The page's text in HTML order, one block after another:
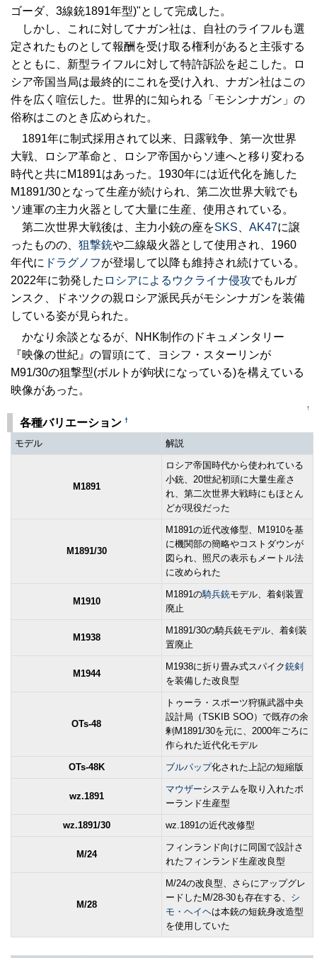
ゴーダ、3線銃1891年型)"として完成した。
しかし、これに対してナガン社は、自社のライフルも選
定されたものとして報酬を受け取る権利があると主張する
とともに、新型ライフルに対して特許訴訟を起こした。ロ
シア帝国当局は最終的にこれを受け入れ、ナガン社はこの
件を広く喧伝した。世界的に知られる「モシンナガン」の
俗称はこのとき広められた。
1891年に制式採用されて以来、日露戦争、第一次世界
大戦、ロシア革命と、ロシア帝国からソ連へと移り変わる
時代と共にM1891はあった。1930年には近代化を施した
M1891/30となって生産が続けられ、第二次世界大戦でも
ソ連軍の主力火器として大量に生産、使用されている。
第二次世界大戦後は、主力小銃の座をSKS AK47に譲
ったものの、 狙撃銃や二線級火器として使用され、1960
年代に ドラグノフが登場して以降も維持され続けている。
2022年に勃発した ロシアによるウクライナ侵攻でもルガ
ンスク、ドネツクの親ロシア派民兵がモシンナガンを装備
している姿が見られた。
かなり余談となるが、NHK制作のドキュメンタリー
『映像の世紀』の冒頭にて、ヨシフ・スターリンが
M91/30の狙撃型(ボルトが鉤状になっている)を構えている
映像があった。
↑
各種バリエーション †
モデル 解説
M1891
ロシア帝国時代から使われている
小銃、20世紀初頭に大量生産さ
れ、第二次世界大戦時にもほとん
どが現役だった
M1891/30
M1891の近代改修型、M1910を基
に機関部の簡略やコストダウンが
図られ、照尺の表示もメートル法
に改められた
M1910
M1891の騎兵銃モデル、着剣装置
廃止
M1938
M1891/30の騎兵銃モデル、着剣装
置廃止
M1944
M1938に折り畳み式スパイク銃剣
を装備した改良型
OTs-48
トゥーラ・スポーツ狩猟武器中央
設計局（TSKIB SOO）で既存の余
剰M1891/30を元に、2000年ごろに
作られた近代化モデル
OTs-48K ブルパップ化された上記の短縮版
wz.1891
マウザーシステムを取り入れたポ
ーランド生産型
wz.1891/30 wz.1891の近代改修型
M/24
フィンランド向けに同国で設計さ
れたフィンランド生産改良型
M/28
M/24の改良型、さらにアップグレ
ードしたM/28-30も存在する、 シ
モ・ヘイヘは本銃の短銃身改造型
を使用していた